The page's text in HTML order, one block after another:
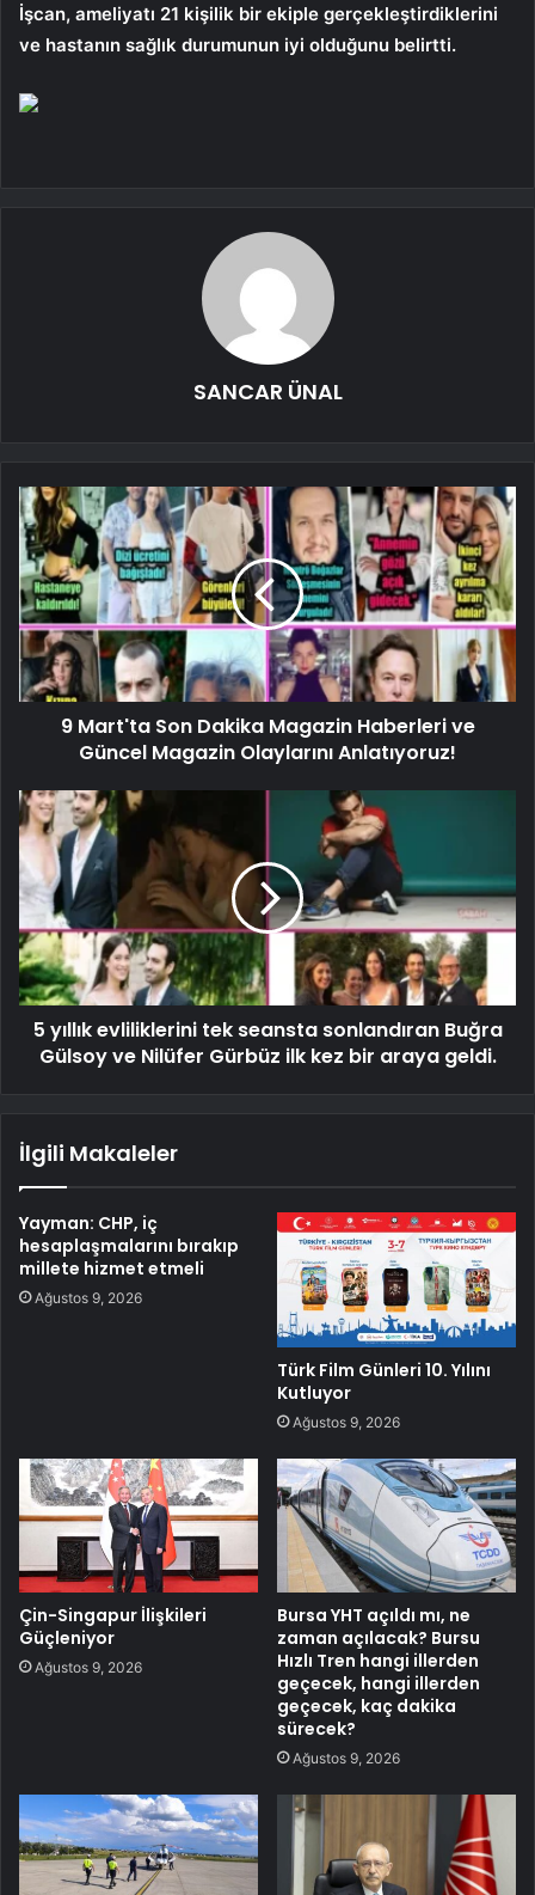
İşcan, ameliyatı 21 kişilik bir ekiple gerçekleştirdiklerini
ve hastanın sağlık durumunun iyi olduğunu belirtti.
SANCAR ÜNAL
9 Mart'ta Son Dakika Magazin Haberleri ve
Güncel Magazin Olaylarını Anlatıyoruz!
5 yıllık evliliklerini tek seansta sonlandıran Buğra
Gülsoy ve Nilüfer Gürbüz ilk kez bir araya geldi.
İlgili Makaleler
Yayman: CHP, iç
hesaplaşmalarını bırakıp
millete hizmet etmeli
Ağustos 9, 2026
Türk Film Günleri 10. Yılını
Kutluyor
Ağustos 9, 2026
Çin-Singapur İlişkileri
Güçleniyor
Ağustos 9, 2026
Bursa YHT açıldı mı, ne
zaman açılacak? Bursu
Hızlı Tren hangi illerden
geçecek, hangi illerden
geçecek, kaç dakika
sürecek?
Ağustos 9, 2026